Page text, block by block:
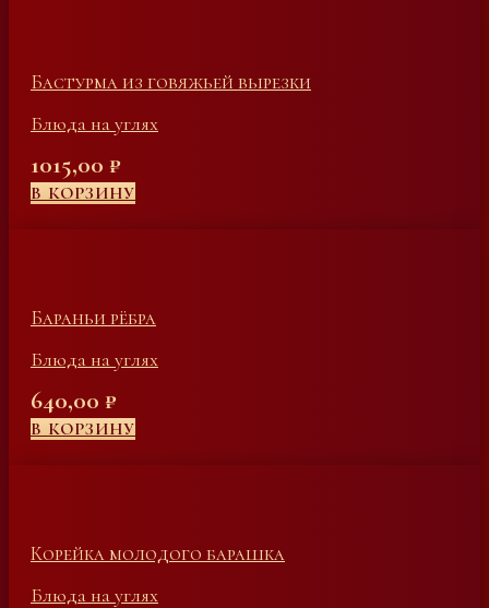
Бастурма из говяжьей вырезки
Блюда на углях
1015,00 ₽
В КОРЗИНУ
Бараньи рёбра
Блюда на углях
640,00 ₽
В КОРЗИНУ
Корейка молодого барашка
Блюда на углях